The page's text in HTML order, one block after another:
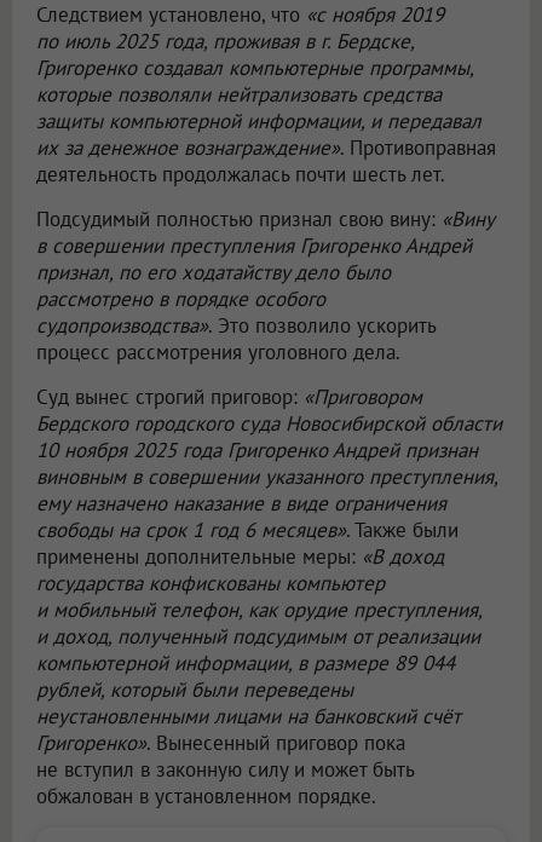
Следствием установлено, что «с ноября 2019
по июль 2025 года, проживая в г. Бердске,
Григоренко создавал компьютерные программы,
которые позволяли нейтрализовать средства
защиты компьютерной информации, и передавал
их за денежное вознаграждение». Противоправная
деятельность продолжалась почти шесть лет.
Подсудимый полностью признал свою вину: «Вину
в совершении преступления Григоренко Андрей
признал, по его ходатайству дело было
рассмотрено в порядке особого
судопроизводства». Это позволило ускорить
процесс рассмотрения уголовного дела.
Суд вынес строгий приговор: «Приговором
Бердского городского суда Новосибирской области
10 ноября 2025 года Григоренко Андрей признан
виновным в совершении указанного преступления,
ему назначено наказание в виде ограничения
свободы на срок 1 год 6 месяцев». Также были
применены дополнительные меры: «В доход
государства конфискованы компьютер
и мобильный телефон, как орудие преступления,
и доход, полученный подсудимым от реализации
компьютерной информации, в размере 89 044
рублей, который были переведены
неустановленными лицами на банковский счёт
Григоренко». Вынесенный приговор пока
не вступил в законную силу и может быть
обжалован в установленном порядке.